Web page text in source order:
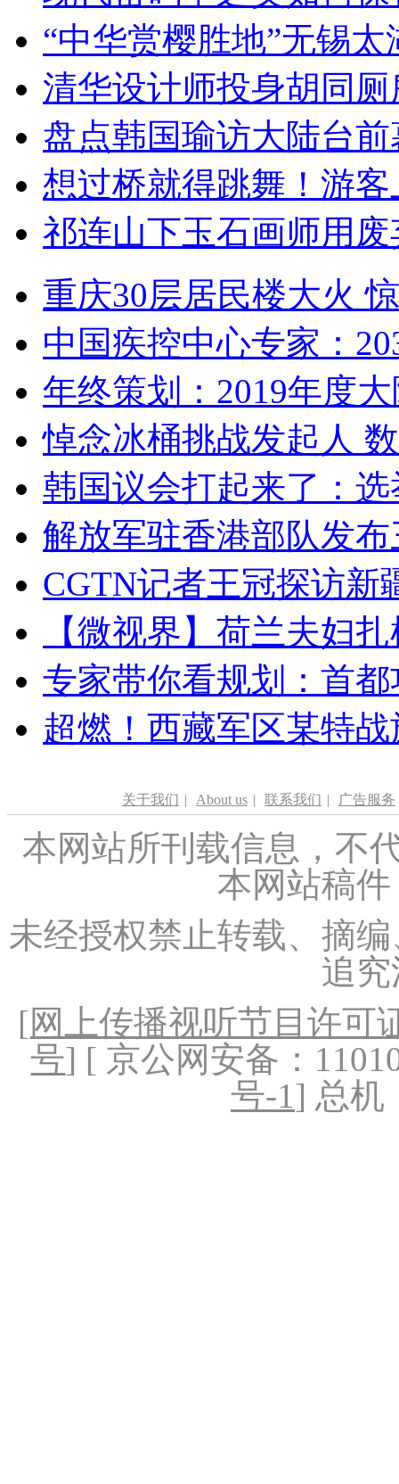
“中华赏樱胜地”无锡
清华设计师投身胡同
盘点韩国瑜访大陆台
想过桥就得跳舞！游客
祁连山下玉石画师用
重庆30层居民楼大火
中国疾控中心专家：
年终策划：2019年度
悼念冰桶挑战发起人
韩国议会打起来了：
解放军驻香港部队发
CGTN记者王冠探访新
【微视界】荷兰夫妇
专家带你看规划：首
超燃！西藏军区某特
关于我们 | About us | 联系我们 | 广告服务
本网站所刊载信息，不
本网站稿
未经授权禁止转载、摘
追
[网上传播视听节目许可
号] [ 京公网安备：
号-1] 总机